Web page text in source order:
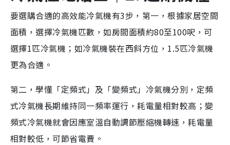
要選購合適的高效能冷氣機有3步，第一，根據家居空間
面積，選擇冷氣機匹數，如房間面積約80至100呎，可
選擇1匹冷氣機；如冷氣機裝在西斜方位，1.5匹冷氣機
更為合適。
第二，學懂「定頻式」及「變頻式」冷氣機分別，定頻
式冷氣機長期維持同一頻率運行，耗電量相對較高；變
頻式冷氣機就會因應室溫自動調節壓縮機轉速，耗電量
相對較低，可節省電費。